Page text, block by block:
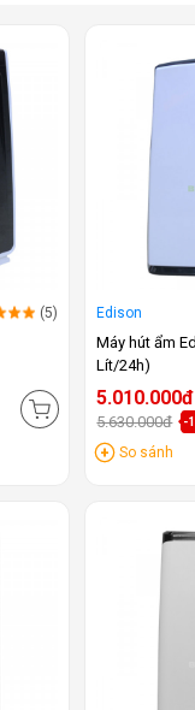
(5) Edison
Máy hút ẩm
Lít/24h)
5.010.000đ
5.630.000đ -
So sánh